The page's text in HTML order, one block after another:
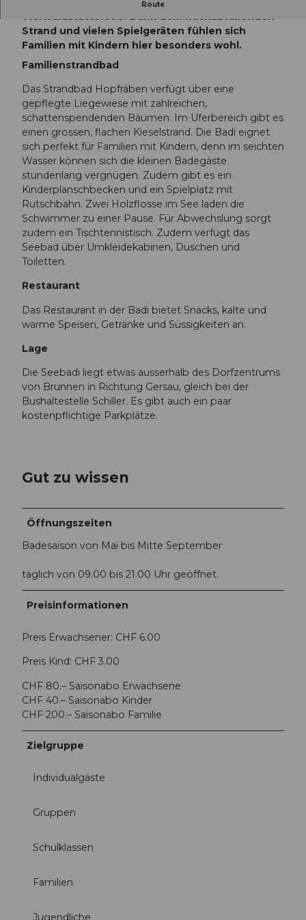
Route
Vierwaldstättersee. Dank dem flachabfallenden
Strand und vielen Spielgeräten fühlen sich
Familien mit Kindern hier besonders wohl.
Familienstrandbad
Das Strandbad Hopfräben verfügt über eine
gepflegte Liegewiese mit zahlreichen,
schattenspendenden Bäumen. Im Uferbereich gibt es
einen grossen, flachen Kieselstrand. Die Badi eignet
sich perfekt für Familien mit Kindern, denn im seichten
Wasser können sich die kleinen Badegäste
stundenlang vergnügen. Zudem gibt es ein
Kinderplanschbecken und ein Spielplatz mit
Rutschbahn. Zwei Holzflosse im See laden die
Schwimmer zu einer Pause. Für Abwechslung sorgt
zudem ein Tischtennistisch. Zudem verfügt das
Seebad über Umkleidekabinen, Duschen und
Toiletten.
Restaurant
Das Restaurant in der Badi bietet Snacks, kalte und
warme Speisen, Getränke und Süssigkeiten an.
Lage
Die Seebadi liegt etwas ausserhalb des Dorfzentrums
von Brunnen in Richtung Gersau, gleich bei der
Bushaltestelle Schiller. Es gibt auch ein paar
kostenpflichtige Parkplätze.
Gut zu wissen
Öffnungszeiten
Badesaison von Mai bis Mitte September
täglich von 09.00 bis 21.00 Uhr geöffnet.
Preisinformationen
Preis Erwachsener: CHF 6.00
Preis Kind: CHF 3.00
CHF 80.– Saisonabo Erwachsene
CHF 40.– Saisonabo Kinder
CHF 200.– Saisonabo Familie
Zielgruppe
Individualgäste
Gruppen
Schulklassen
Familien
Jugendliche